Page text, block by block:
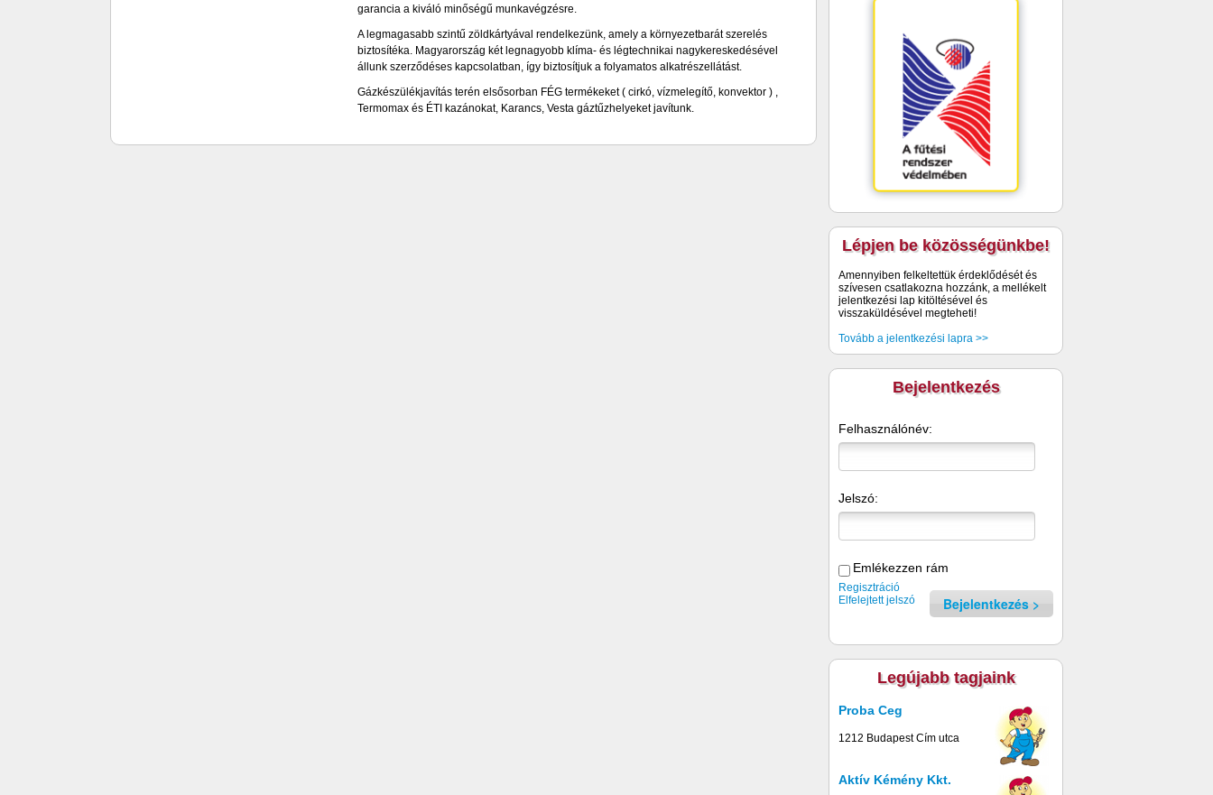
garancia a kiváló minőségű munkavégzésre.
A legmagasabb szintű zöldkártyával rendelkezünk, amely a környezetbarát szerelés
biztosítéka. Magyarország két legnagyobb klíma- és légtechnikai nagykereskedésével
állunk szerződéses kapcsolatban, így biztosítjuk a folyamatos alkatrészellátást.
Gázkészülékjavítás terén elsősorban FÉG termékeket ( cirkó, vízmelegítő, konvektor ) ,
Termomax és ÉTI kazánokat, Karancs, Vesta gáztűzhelyeket javítunk.
Lépjen be közösségünkbe!
Amennyiben felkeltettük érdeklődését és
szívesen csatlakozna hozzánk, a mellékelt
jelentkezési lap kitöltésével és
visszaküldésével megteheti!
Tovább a jelentkezési lapra >>
Bejelentkezés
Felhasználónév:
Jelszó:
Emlékezzen rám
Bejelentkezés
Regisztráció
Elfelejtett jelszó
Legújabb tagjaink
Proba Ceg
1212 Budapest Cím utca
Aktív Kémény Kkt.